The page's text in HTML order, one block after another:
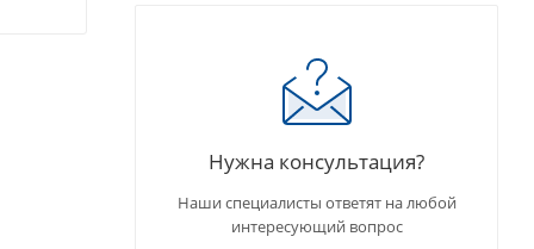
Нужна консультация?
Наши специалисты ответят на любой
интересующий вопрос